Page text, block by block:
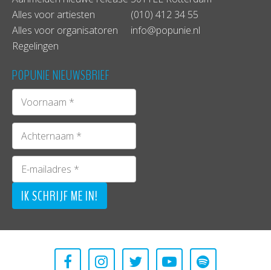
Alles voor artiesten
Alles voor organisatoren
Regelingen
(010) 412 34 55
info@popunie.nl
POPUNIE NIEUWSBRIEF